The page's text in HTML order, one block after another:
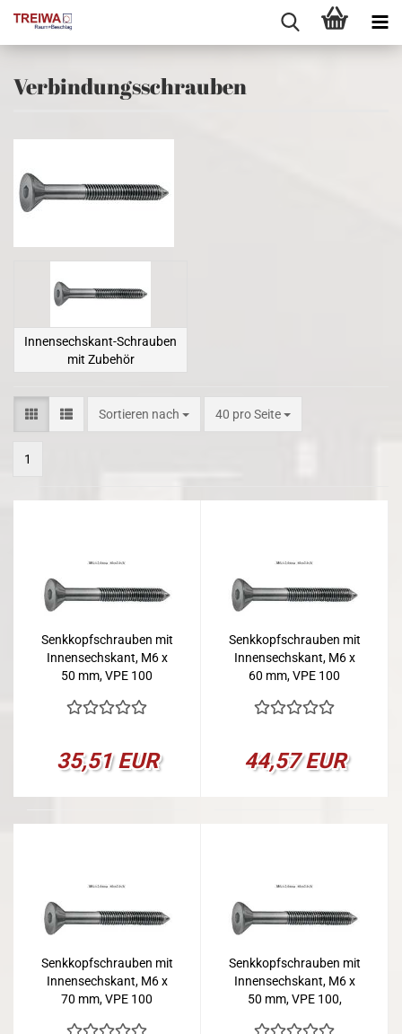
Verbindungsschrauben
Innensechskant-Schrauben
mit Zubehör
Sortieren nach
Sortieren nach 40 pro Seite
pro Seite
1
Senkkopfschrauben mit
Innensechskant, M6 x
50 mm, VPE 100
35,51 EUR
Senkkopfschrauben mit
Innensechskant, M6 x
60 mm, VPE 100
44,57 EUR
Senkkopfschrauben mit
Innensechskant, M6 x
70 mm, VPE 100
Senkkopfschrauben mit
Innensechskant, M6 x
50 mm, VPE 100,